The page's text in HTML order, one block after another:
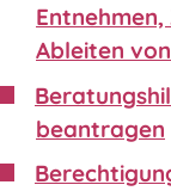
Ableiten
beantragen